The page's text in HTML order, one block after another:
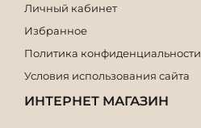
Личный кабинет
Избранное
Политика конфиденциальности
Условия использования сайта
ИНТЕРНЕТ МАГАЗИН